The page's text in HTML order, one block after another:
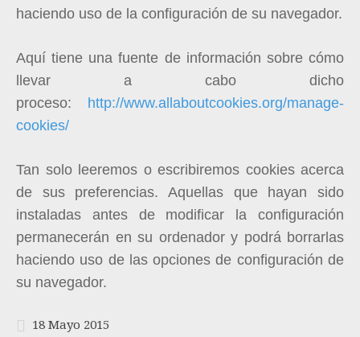
haciendo uso de la configuración de su navegador.
Aquí tiene una fuente de información sobre cómo
llevar a cabo dicho
proceso: http://www.allaboutcookies.org/manage-
cookies/
Tan solo leeremos o escribiremos cookies acerca
de sus preferencias. Aquellas que hayan sido
instaladas antes de modificar la configuración
permanecerán en su ordenador y podrá borrarlas
haciendo uso de las opciones de configuración de
su navegador.
18 Mayo 2015